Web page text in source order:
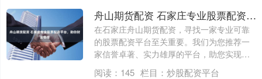
舟山期货配资 石家庄专业股票配资平台，助你财富倍增
在石家庄舟山期货配资，寻找一家专业可靠
的股票配资平台至关重要。我们为您推荐一
家信誉卓著、实力雄厚的平台，助您实现财
富倍增....
阅读： 145 栏目： 炒股配资平台